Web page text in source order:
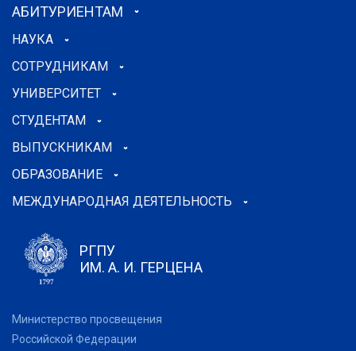
АБИТУРИЕНТАМ
НАУКА
СОТРУДНИКАМ
УНИВЕРСИТЕТ
СТУДЕНТАМ
ВЫПУСКНИКАМ
ОБРАЗОВАНИЕ
МЕЖДУНАРОДНАЯ ДЕЯТЕЛЬНОСТЬ
РГПУ
ИМ. А. И. ГЕРЦЕНА
Министерство просвещения
Российской Федерации